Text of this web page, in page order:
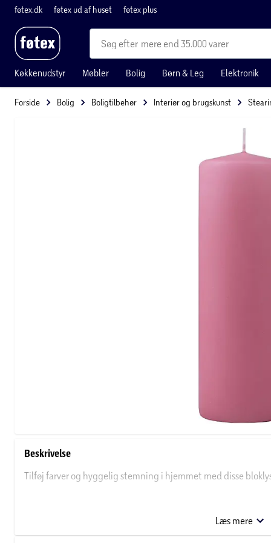
føtex.dk føtex ud af huset føtex plus
mere end 35.000 varer
Køkkenudstyr Møbler Bolig Børn & Leg Elektronik
Forside Bolig Boligtilbehør Interiør og brugskunst
Beskrivelse
Tilføj farver og hyggelig stemning i hjemmet med disse
Salling er navnet på over 6000 af vores egne varer. Varer, der
Læs mere